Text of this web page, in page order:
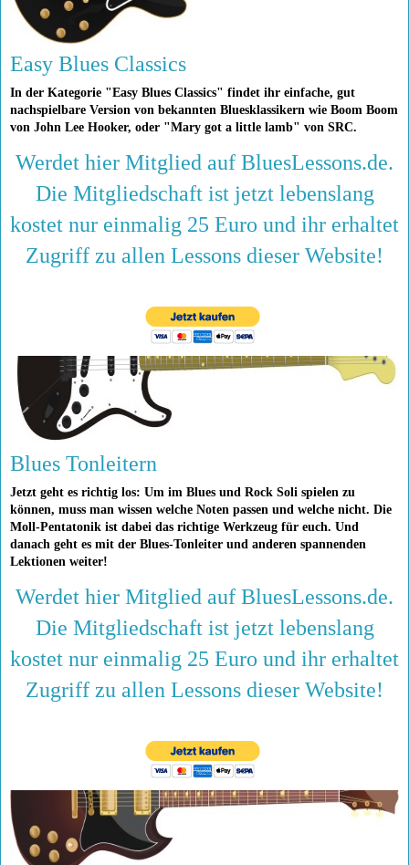
Easy Blues Classics
In der Kategorie "Easy Blues Classics" findet ihr einfache, gut
nachspielbare Version von bekannten Bluesklassikern wie Boom Boom
von John Lee Hooker, oder "Mary got a little lamb" von SRC.
Werdet hier Mitglied auf BluesLessons.de.
Die Mitgliedschaft ist jetzt lebenslang
kostet nur einmalig 25 Euro und ihr erhaltet
Zugriff zu allen Lessons dieser Website!
Blues Tonleitern
Jetzt geht es richtig los: Um im Blues und Rock Soli spielen zu
können, muss man wissen welche Noten passen und welche nicht. Die
Moll-Pentatonik ist dabei das richtige Werkzeug für euch. Und
danach geht es mit der Blues-Tonleiter und anderen spannenden
Lektionen weiter!
Werdet hier Mitglied auf BluesLessons.de.
Die Mitgliedschaft ist jetzt lebenslang
kostet nur einmalig 25 Euro und ihr erhaltet
Zugriff zu allen Lessons dieser Website!